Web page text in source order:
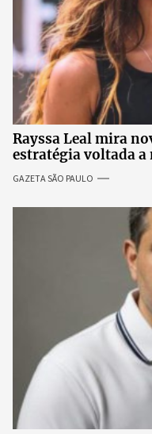
Rayssa Leal mira
estratégia voltada a
GAZETA SÃO PAULO